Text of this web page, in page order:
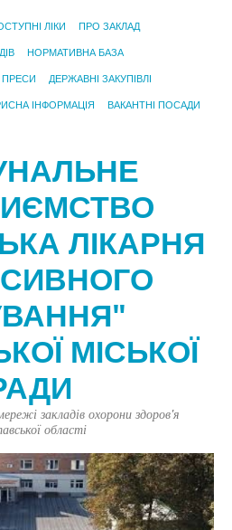
ЛІКИ ПРО ЗАКЛАД
НОРМАТИВНА БАЗА
ПРЕСИ ДЕРЖАВНІ ЗАКУПІВЛІ
ІНФОРМАЦІЯ ВАКАНТНІ ПОСАДИ
ЛІКАРНЯ
МІСЬКОЇ
закладів охорони здоров'я
області